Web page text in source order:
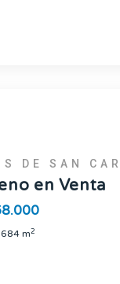
DE SAN
en Venta
684 m2